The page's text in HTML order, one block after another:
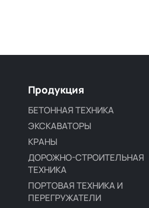
Продукция
БЕТОННАЯ ТЕХНИКА
ЭКСКАВАТОРЫ
КРАНЫ
ДОРОЖНО-СТРОИТЕЛЬНАЯ
ТЕХНИКА
ПОРТОВАЯ ТЕХНИКА И
ПЕРЕГРУЖАТЕЛИ